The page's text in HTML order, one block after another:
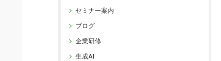
セミナー案内
ブログ
企業研修
生成AI